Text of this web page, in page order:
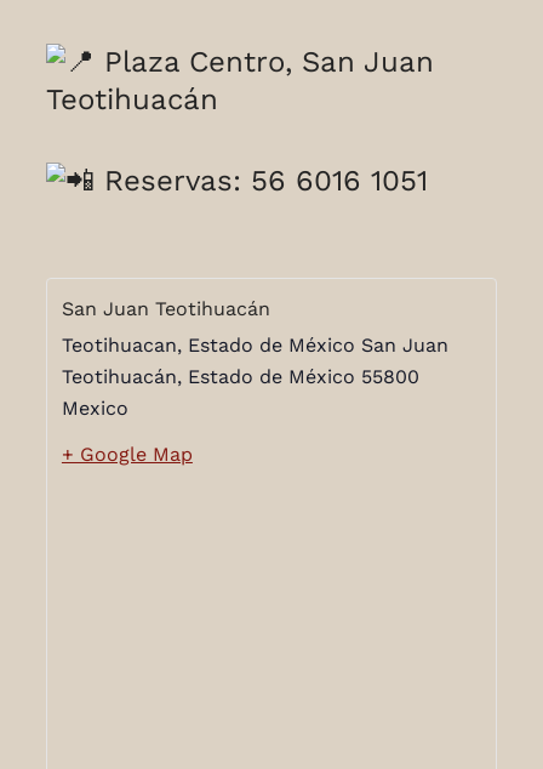
Plaza Centro, San Juan
Teotihuacán
Reservas: 56 6016 1051
San Juan Teotihuacán
Teotihuacan, Estado de México San Juan
Teotihuacán, Estado de México 55800
Mexico
+ Google Map